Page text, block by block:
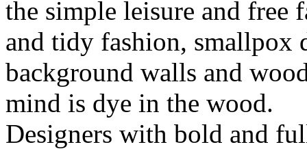
the simple leisure and free
and tidy fashion, smallpox
background walls and
mind is dye in the wood.
Designers with bold and